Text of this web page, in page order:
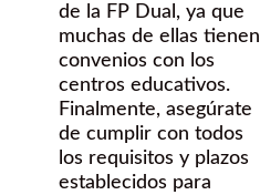
de la FP Dual, ya que
muchas de ellas tienen
convenios con los
centros educativos.
Finalmente, asegúrate
de cumplir con todos
los requisitos y plazos
establecidos para